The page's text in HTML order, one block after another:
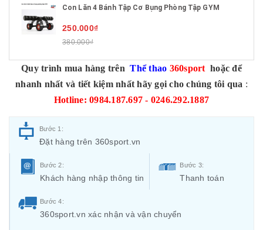
Con Lăn 4 Bánh Tập Cơ Bụng Phòng Tập GYM
250.000₫
380.000₫
Quy trình mua hàng trên Thể thao 360sport hoặc để
nhanh nhất và tiết kiệm nhất hãy gọi cho chúng tôi qua :
Hotline: 0984.187.697 - 0246.292.1887
Bước 1:
Đặt hàng trên 360sport.vn
Bước 2:
Khách hàng nhập thông tin
Bước 3:
Thanh toán
Bước 4:
360sport.vn xác nhận và vận chuyển